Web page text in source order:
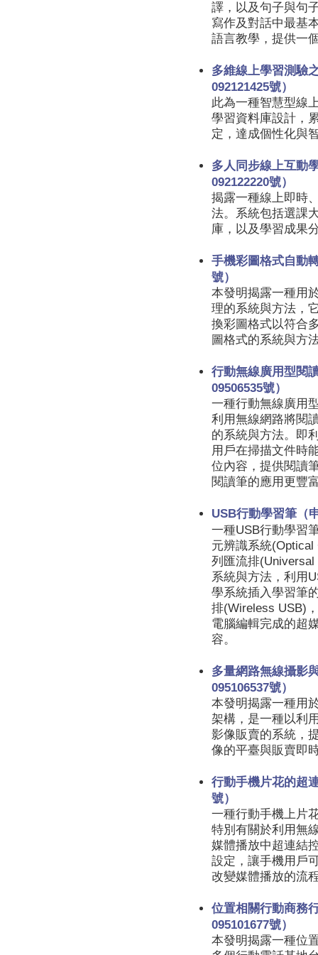
譯，以及句子與句
寫作及對話中最基
語言教學，提供一
多維線上學習測驗
092121425號）
此為一種智慧型線
學習資料庫設計，
定，達成個性化與
多人同步線上互動
092122220號）
揭露一種線上即時
法。系統包括選課
庫，以及學習成果
手機彩圖格式自動
號）
本發明揭露一種用
理的系統與方法，
換彩圖格式以符合
圖格式的系統與方
行動無線廣用型閱
09506535號）
一種行動無線廣用
利用無線網路將閱
的系統與方法。即
用戶在掃描文件時
位內容，提供閱讀
閱讀筆的應用更豐
USB行動學習筆（
一種USB行動學習
元辨識系統
列匯流排
系統與方法，利用
學系統插入學習筆
排(Wireless USB)
電腦編輯完成的超
容。
多量網路無線攝影
095106537號）
本發明揭露一種用
架構，是一種以利
影像販賣的系統，
像的平臺與販賣即
行動手機片花的超
號）
一種行動手機上片
特別有關於利用無
媒體播放中超連結
設定，讓手機用戶
改變媒體播放的流
位置相關行動商務
095101677號）
本發明揭露一種位